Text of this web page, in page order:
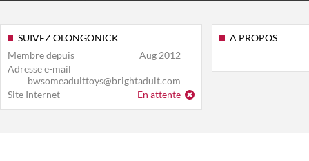
SUIVEZ OLONGONICK
Membre depuis
Aug 2012
Adresse e-mail
bwsomeadulttoys@brightadult.com
Site Internet
En attente
A PROPOS